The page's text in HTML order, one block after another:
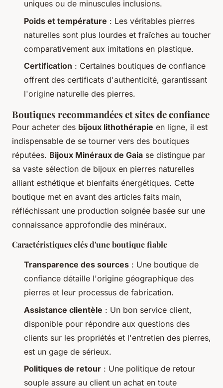
uniques ou de minuscules inclusions.
Poids et température : Les véritables pierres
naturelles sont plus lourdes et fraîches au toucher
comparativement aux imitations en plastique.
Certification : Certaines boutiques de confiance
offrent des certificats d'authenticité, garantissant
l'origine naturelle des pierres.
Boutiques recommandées et sites de confiance
Pour acheter des bijoux lithothérapie en ligne, il est
indispensable de se tourner vers des boutiques
réputées. Bijoux Minéraux de Gaia se distingue par
sa vaste sélection de bijoux en pierres naturelles
alliant esthétique et bienfaits énergétiques. Cette
boutique met en avant des articles faits main,
réfléchissant une production soignée basée sur une
connaissance approfondie des minéraux.
Caractéristiques clés d'une boutique fiable
Transparence des sources : Une boutique de
confiance détaille l'origine géographique des
pierres et leur processus de fabrication.
Assistance clientèle : Un bon service client,
disponible pour répondre aux questions des
clients sur les propriétés et l'entretien des pierres,
est un gage de sérieux.
Politiques de retour : Une politique de retour
souple assure au client un achat en toute